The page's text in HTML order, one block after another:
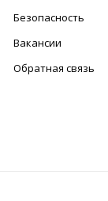
Безопасность
Вакансии
Обратная связь